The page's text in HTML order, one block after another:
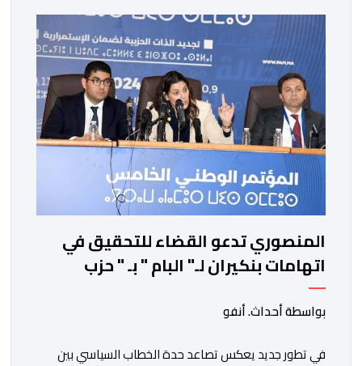
المنصوري تدعو القضاء للتحقيق في
اتهامات بنكيران لـ" البام " بـ " حزب
المخدرات "
بواسطة أحداث. أنفو
في تطور جديد يعكس تصاعد حدة الخطاب السياسي بين